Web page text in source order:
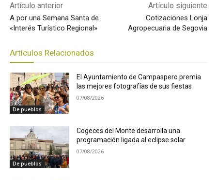
Artículo anterior
A por una Semana Santa de
«Interés Turístico Regional»
Artículo siguiente
Cotizaciones Lonja
Agropecuaria de Segovia
Artículos Relacionados
De pueblos
El Ayuntamiento de Campaspero premia
las mejores fotografías de sus fiestas
07/08/2026
De pueblos
Cogeces del Monte desarrolla una
programación ligada al eclipse solar
07/08/2026